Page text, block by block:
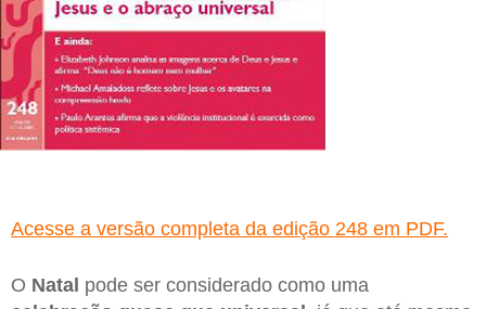
Acesse a versão completa da edição 248 em PDF.
O Natal pode ser considerado como uma